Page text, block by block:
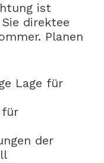
ist
direktee
Planen
Lage für
für
der